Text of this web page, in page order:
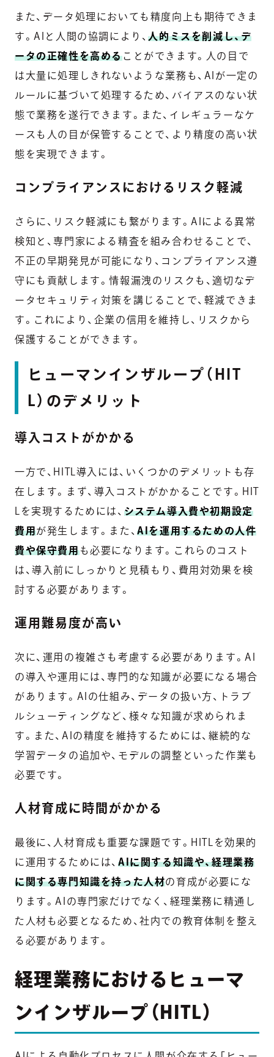
また、データ処理においても精度向上も期待できま
す。AIと人間の協調により、人的ミスを削減し、デ
ータの正確性を高めることができます。人の目で
は大量に処理しきれないような業務も、AIが一定の
ルールに基づいて処理するため、バイアスのない状
態で業務を遂行できます。また、イレギュラーなケ
ースも人の目が保管することで、より精度の高い状
態を実現できます。
コンプライアンスにおけるリスク軽減
さらに、リスク軽減にも繋がります。AIによる異常
検知と、専門家による精査を組み合わせることで、
不正の早期発見が可能になり、コンプライアンス遵
守にも貢献します。情報漏洩のリスクも、適切なデ
ータセキュリティ対策を講じることで、軽減できま
す。これにより、企業の信用を維持し、リスクから
保護することができます。
ヒューマンインザループ（HIT
L）のデメリット
導入コストがかかる
一方で、HITL導入には、いくつかのデメリットも存
在します。まず、導入コストがかかることです。HIT
Lを実現するためには、 システム導入費や初期設定
費用が発生します。また、AIを運用するための人件
費や保守費用も必要になります。これらのコスト
は、導入前にしっかりと見積もり、費用対効果を検
討する必要があります。
運用難易度が高い
次に、運用の複雑さも考慮する必要があります。AI
の導入や運用には、専門的な知識が必要になる場合
があります。AIの仕組み、データの扱い方、トラブ
ルシューティングなど、様々な知識が求められま
す。また、AIの精度を維持するためには、継続的な
学習データの追加や、モデルの調整といった作業も
必要です。
人材育成に時間がかかる
最後に、人材育成も重要な課題です。HITLを効果的
に運用するためには、 AIに関する知識や、経理業務
に関する専門知識を持った人材の育成が必要にな
ります。AIの専門家だけでなく、経理業務に精通し
た人材も必要となるため、社内での教育体制を整え
る必要があります。
経理業務におけるヒューマ
ンインザループ（HITL）